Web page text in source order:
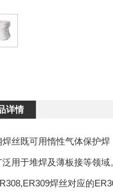
详情
焊丝既可用惰性气体保护
泛用于堆焊及薄板接等领
焊丝对应的